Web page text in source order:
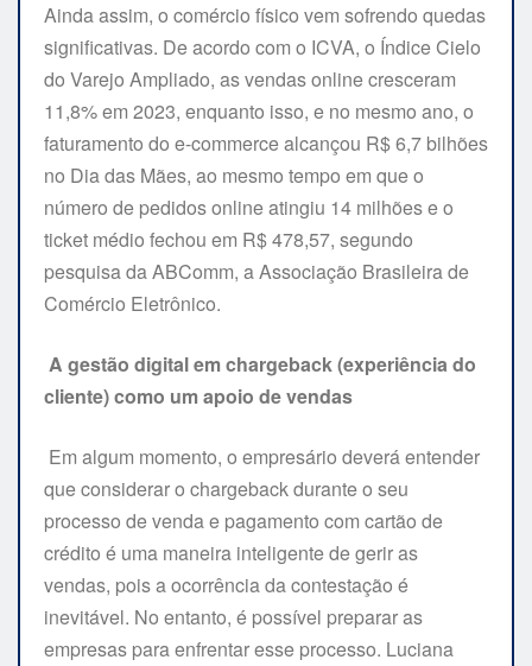
Ainda assim, o comércio físico vem sofrendo quedas
significativas. De acordo com o ICVA, o Índice Cielo
do Varejo Ampliado, as vendas online cresceram
11,8% em 2023, enquanto isso, e no mesmo ano, o
faturamento do e-commerce alcançou R$ 6,7 bilhões
no Dia das Mães, ao mesmo tempo em que o
número de pedidos online atingiu 14 milhões e o
ticket médio fechou em R$ 478,57, segundo
pesquisa da ABComm, a Associação Brasileira de
Comércio Eletrônico.
A gestão digital em chargeback (experiência do
cliente) como um apoio de vendas
Em algum momento, o empresário deverá entender
que considerar o chargeback durante o seu
processo de venda e pagamento com cartão de
crédito é uma maneira inteligente de gerir as
vendas, pois a ocorrência da contestação é
inevitável. No entanto, é possível preparar as
empresas para enfrentar esse processo. Luciana